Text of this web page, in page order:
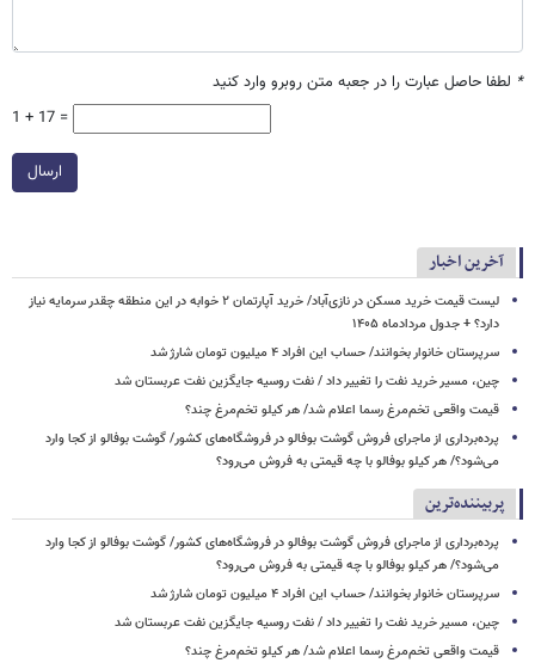
* لطفا حاصل عبارت را در جعبه متن روبرو وارد کنید
1 + 17 =
ارسال
آخرین اخبار
لیست قیمت خرید مسکن در نازی‌آباد/ خرید آپارتمان ۲ خوابه در این منطقه چقدر سرمایه نیاز
دارد؟ + جدول مردادماه ۱۴۰۵
سرپرستان خانوار بخوانند/ حساب این افراد ۴ میلیون تومان شارژ شد
چین، مسیر خرید نفت را تغییر داد / نفت روسیه جایگزین نفت عربستان شد
قیمت واقعی تخم‌مرغ رسما اعلام شد/ هر کیلو تخم‌مرغ چند؟
پرده‌برداری از ماجرای فروش گوشت بوفالو در فروشگاه‌های کشور/ گوشت بوفالو از کجا وارد
می‌شود؟/ هر کیلو بوفالو با چه قیمتی به فروش می‌رود؟
پربیننده‌ترین
پرده‌برداری از ماجرای فروش گوشت بوفالو در فروشگاه‌های کشور/ گوشت بوفالو از کجا وارد
می‌شود؟/ هر کیلو بوفالو با چه قیمتی به فروش می‌رود؟
سرپرستان خانوار بخوانند/ حساب این افراد ۴ میلیون تومان شارژ شد
چین، مسیر خرید نفت را تغییر داد / نفت روسیه جایگزین نفت عربستان شد
قیمت واقعی تخم‌مرغ رسما اعلام شد/ هر کیلو تخم‌مرغ چند؟